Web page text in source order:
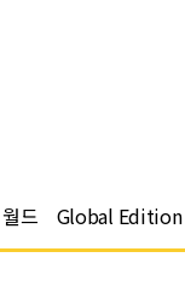
월드 Global Edition